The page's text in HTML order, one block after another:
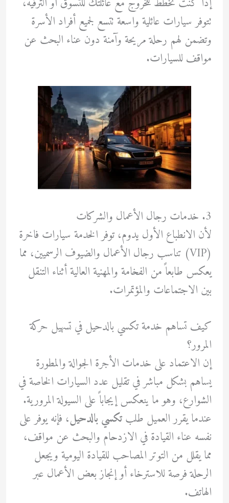
تتوفر سيارات عائلية واسعة تتسع لجميع أفراد الأسرة
وتضمن لهم رحلة مريحة وآمنة دون عناء البحث عن
مواقف للسيارات.
3. خدمات رجال الأعمال والشركات
لأن الانطباع الأول يدوم، توفر الخدمة سيارات فاخرة
(VIP) تناسب رجال الأعمال والضيوف الرسميين، مما
يعكس طابعاً من الفخامة والمهنية العالية أثناء التنقل
بين الاجتماعات والمؤتمرات.
كيف تساهم خدمة تكسي بالدحيل في تسهيل حركة
المرور؟
إن الاعتماد على خدمات الأجرة الجوالة والمطورة
يساهم بشكل مباشر في تقليل عدد السيارات الخاصة في
الشوارع، وهو ما ينعكس إيجاباً على السيولة المرورية.
عندما يقرر العميل طلبتكسي بالدحيل، فإنه يوفر على
نفسه عناء القيادة في الازدحام والبحث عن مواقف،
مما يقلل من التوتر المصاحب للقيادة اليومية ويجعل
الرحلة فرصة للاسترخاء أو إنجاز بعض الأعمال عبر
الهاتف.